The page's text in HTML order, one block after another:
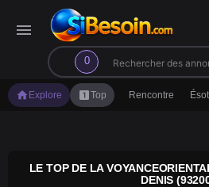
menu
0
search
home Explore looks_oneTop Rencontre
LE TOP DE LA
DENIS